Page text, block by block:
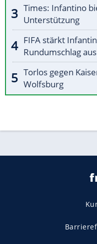
Times: Infantino
Unterstützung
FIFA stärkt
Rundumschlag aus
Torlos gegen
Wolfsburg